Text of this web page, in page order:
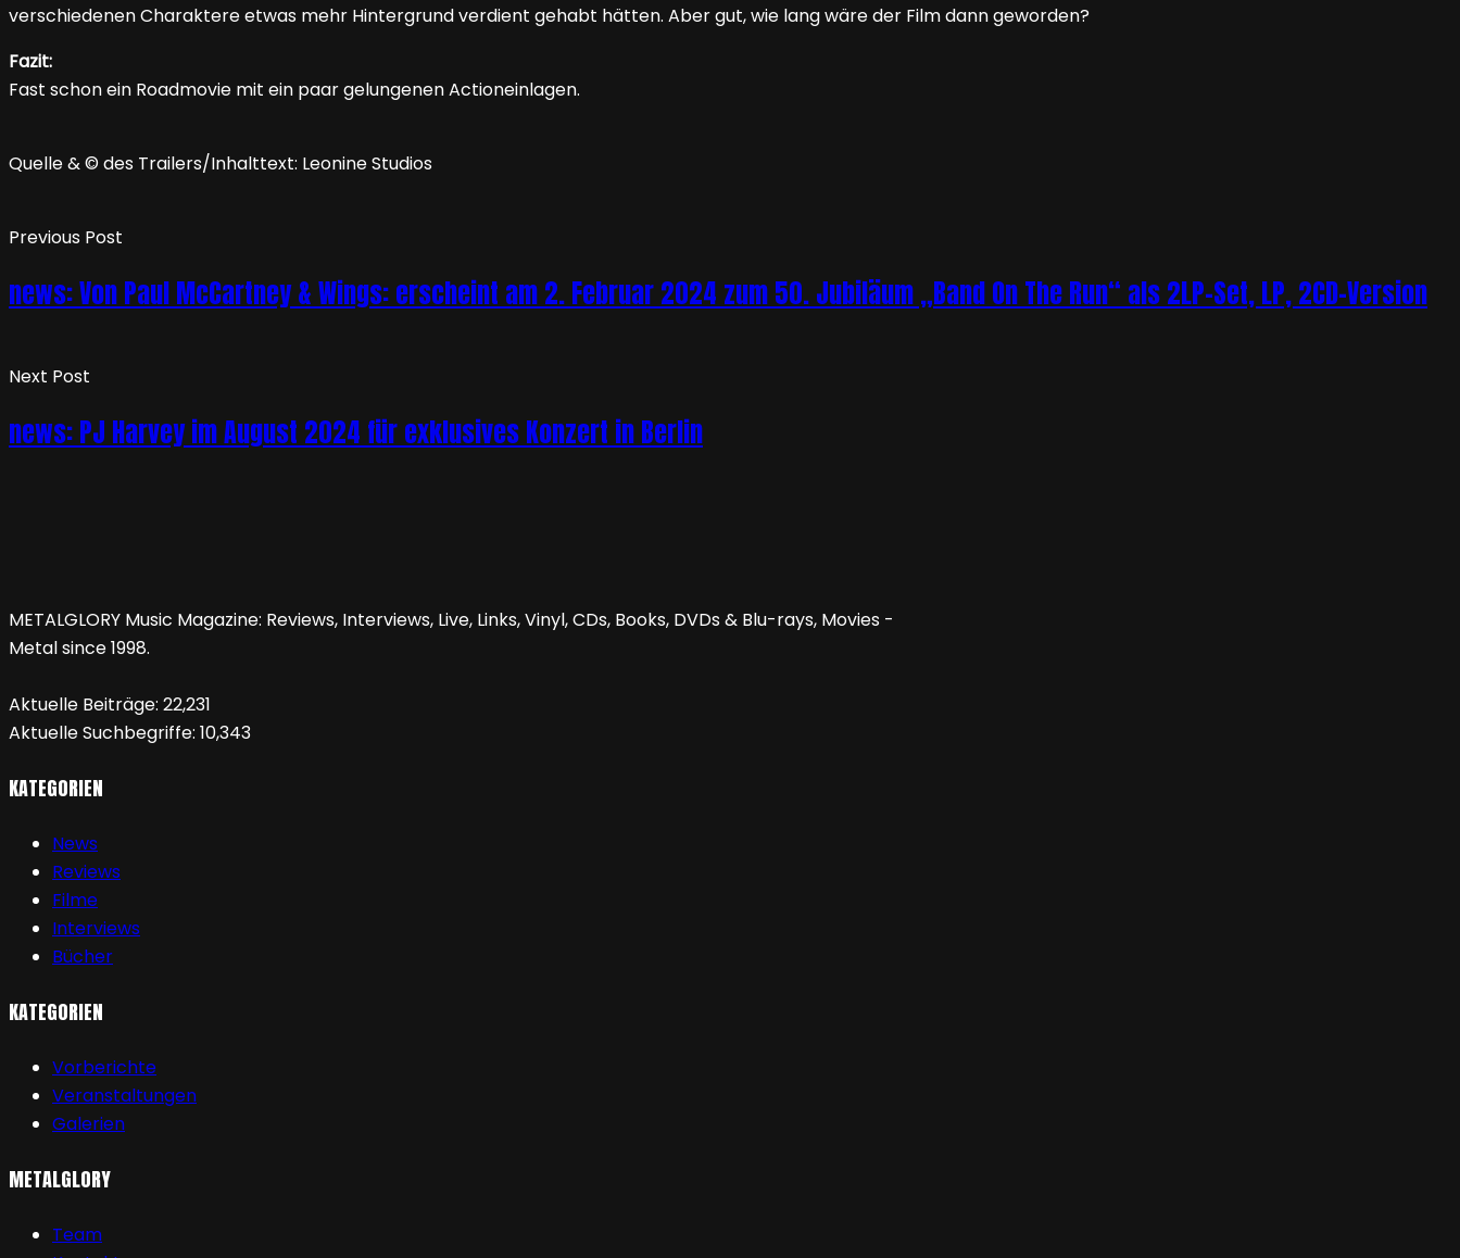
verschiedenen Charaktere etwas mehr Hintergrund verdient gehabt hätten. Aber gut, wie lang wäre der Film dann geworden?
Fazit:
Fast schon ein Roadmovie mit ein paar gelungenen Actioneinlagen.
Quelle & © des Trailers/Inhalttext: Leonine Studios
Previous Post
news: Von Paul McCartney & Wings: erscheint am 2. Februar 2024 zum 50. Jubiläum „Band On The Run“ als 2LP-Set, LP, 2CD-Version
Next Post
news: PJ Harvey im August 2024 für exklusives Konzert in Berlin
METALGLORY Music Magazine: Reviews, Interviews, Live, Links, Vinyl, CDs, Books, DVDs & Blu-rays, Movies -
Metal since 1998.
Aktuelle Beiträge: 22,231
Aktuelle Suchbegriffe: 10,343
KATEGORIEN
News
Reviews
Filme
Interviews
Bücher
KATEGORIEN
Vorberichte
Veranstaltungen
Galerien
METALGLORY
Team